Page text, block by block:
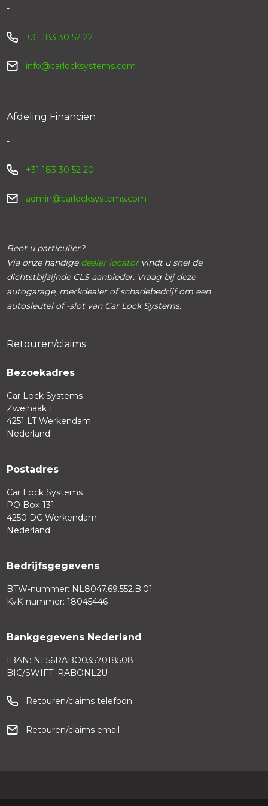
-
+31 183 30 52 22
info@carlocksystems.com
Afdeling Financiën
-
+31 183 30 52 20
admin@carlocksystems.com
Bent u particulier?
Via onze handige dealer locatorvindt u snel de
dichtstbijzijnde CLS aanbieder. Vraag bij deze
autogarage, merkdealer of schadebedrijf om een
autosleutel of -slot van Car Lock Systems.
Retouren/claims
Bezoekadres
Car Lock Systems
Zweihaak 1
4251 LT Werkendam
Nederland
Postadres
Car Lock Systems
PO Box 131
4250 DC Werkendam
Nederland
Bedrijfsgegevens
BTW-nummer: NL8047.69.552.B.01
KvK-nummer: 18045446
Bankgegevens Nederland
IBAN: NL56RABO0357018508
BIC/SWIFT: RABONL2U
Retouren/claims telefoon
Retouren/claims email